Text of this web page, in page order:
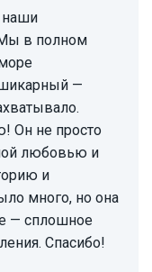
Мы в полном
—
Он не просто
любовью и
и
много, но она
— сплошное
Спасибо!